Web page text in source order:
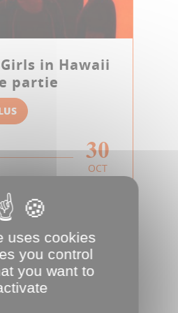
in Hawaii
partie
30
OCT
uses cookies
you control
you want to